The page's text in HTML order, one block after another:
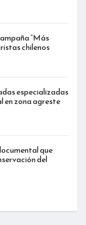
“Más
chilenos
especializadas
zona agreste
que
del